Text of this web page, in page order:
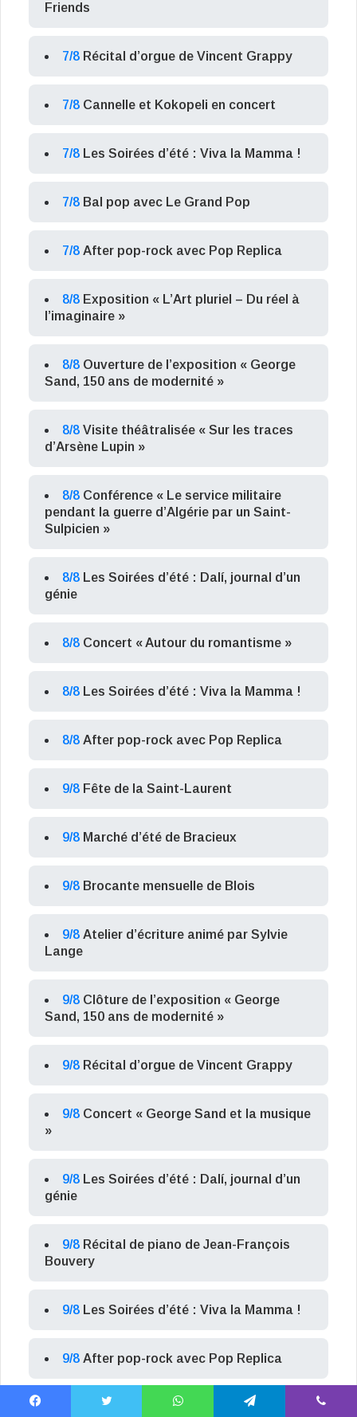
Friends
7/8 Récital d’orgue de Vincent Grappy
7/8 Cannelle et Kokopeli en concert
7/8 Les Soirées d’été : Viva la Mamma !
7/8 Bal pop avec Le Grand Pop
7/8 After pop-rock avec Pop Replica
8/8 Exposition « L’Art pluriel – Du réel à
l’imaginaire »
8/8 Ouverture de l’exposition « George
Sand, 150 ans de modernité »
8/8 Visite théâtralisée « Sur les traces
d’Arsène Lupin »
8/8 Conférence « Le service militaire
pendant la guerre d’Algérie par un Saint-
Sulpicien »
8/8 Les Soirées d’été : Dalí, journal d’un
génie
8/8 Concert « Autour du romantisme »
8/8 Les Soirées d’été : Viva la Mamma !
8/8 After pop-rock avec Pop Replica
9/8 Fête de la Saint-Laurent
9/8 Marché d’été de Bracieux
9/8 Brocante mensuelle de Blois
9/8 Atelier d’écriture animé par Sylvie
Lange
9/8 Clôture de l’exposition « George
Sand, 150 ans de modernité »
9/8 Récital d’orgue de Vincent Grappy
9/8 Concert « George Sand et la musique
»
9/8 Les Soirées d’été : Dalí, journal d’un
génie
9/8 Récital de piano de Jean-François
Bouvery
9/8 Les Soirées d’été : Viva la Mamma !
9/8 After pop-rock avec Pop Replica